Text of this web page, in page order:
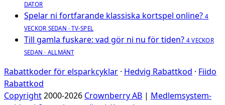
DATOR
Spelar ni fortfarande klassiska kortspel online? 4
VECKOR SEDAN · TV-SPEL
Till gamla fuskare: vad gör ni nu för tiden? 4 VECKOR
SEDAN · ALLMÄNT
Rabattkoder för elsparkcyklar · Hedvig Rabattkod · Fiido
Rabattkod
Copyright2000-2026 Crownberry AB | Medlemsystem-